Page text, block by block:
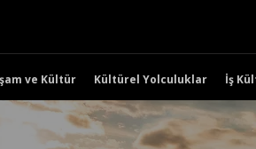
ve Kültür Kültürel Yolculuklar İş